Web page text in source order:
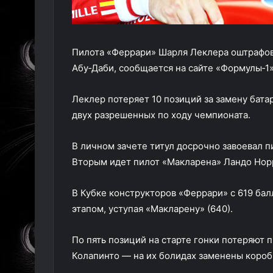
Пилота «Феррари» Шарля Леклера
Абу‑Даби, сообщается на сайте
Леклер потеряет 10 позиций за замену
двух разрешенных по ходу чемпионата.
В личном зачете титул досрочно завоевал
Вторым идет пилот «Макларена» Ландо
В Кубке конструкторов «Феррари» с 619
этапом, уступая «Макларену» (640).
По пять позиций на старте гонки
Колапинто — на их болидах заменены